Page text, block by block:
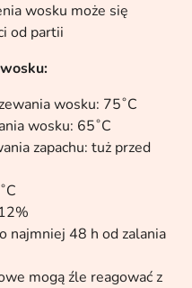
wosku może się
od partii
wosku: 75˚C
wosku: 65˚C
zapachu: tuż przed
najmniej 48 h od zalania
mogą źle reagować z